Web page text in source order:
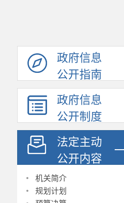
政府信息
公开指南
政府信息
公开制度
法定主动
公开内容
· 机关简介
· 规划计划